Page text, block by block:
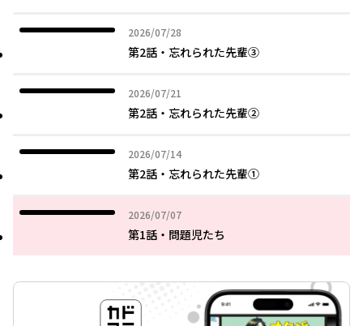
2026/07/28
2026年07月28日
第2話・忘れられた先輩③
2026/07/21
2026年07月21日
第2話・忘れられた先輩②
2026/07/14
2026年07月14日
第2話・忘れられた先輩①
2026/07/07
2026年07月07日
第1話・問題児たち